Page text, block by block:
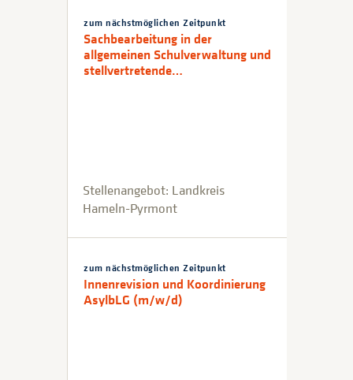
zum nächstmöglichen Zeitpunkt
Sachbearbeitung in der
allgemeinen Schulverwaltung und
stellvertretende…
Stellenangebot: Landkreis
Hameln-Pyrmont
zum nächstmöglichen Zeitpunkt
Innenrevision und Koordinierung
AsylbLG (m/w/d)